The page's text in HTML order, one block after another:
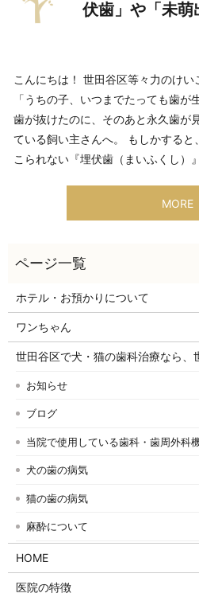
伏歯」や「未萌
こんにちは！ 世田谷区等々力のけ
「うちの子、いつまでたっても歯
歯が抜けたのに、そのあと永久歯が
ている飼い主さんへ。 もしかする
こられない『埋伏歯（まいふくし）
MORE
ホテル・お預かりについて
ワンちゃん
世田谷区で犬・猫の歯科治療なら、
お知らせ
ブログ
当院で使用している歯科・歯周外科
犬の歯の病気
猫の歯の病気
麻酔について
HOME
医院の特徴